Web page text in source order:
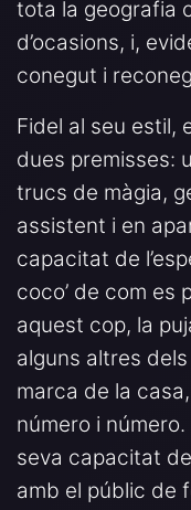
tota la geografia
d’ocasions, i,
conegut i
Fidel al seu estil,
dues premisses:
trucs de màgia,
assistent i en
capacitat de
coco’ de com es
aquest cop, la
alguns altres
marca de la
número i
seva capacitat
amb el públic de